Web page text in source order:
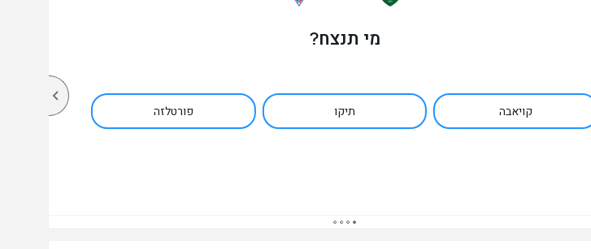
מי תנצח?
קויאבה תיקו פורטלזה